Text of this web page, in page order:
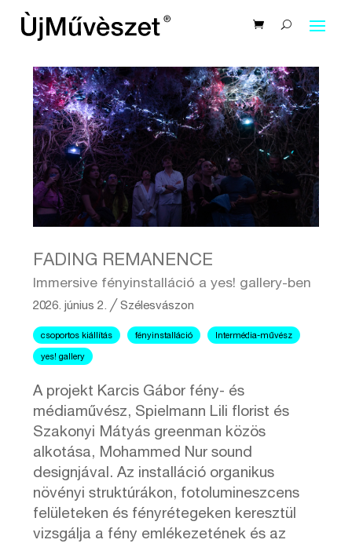
FADING REMANENCE
Immersive fényinstalláció a yes! gallery-ben
2026. június 2. ╱Szélesvászon
csoportos kiállítás fényinstalláció Intermédia-művész
yes! gallery
A projekt Karcis Gábor fény- és
médiaművész, Spielmann Lili florist és
Szakonyi Mátyás greenman közös
alkotása, Mohammed Nur sound
designjával. Az installáció organikus
növényi struktúrákon, fotolumineszcens
felületeken és fényrétegeken keresztül
vizsgálja a fény emlékezetének és az